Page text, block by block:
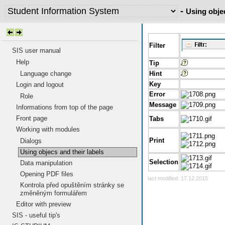
- Using
SIS user manual
Help
Language change
Login and logout
Role
Informations from top of the page
Front page
Working with modules
Dialogs
Using objecs and their labels
Data manipulation
Opening PDF files
Kontrola před opuštěním stránky se
změněným formulářem
Editor with preview
SIS - useful tip's
Filter
Tip
Hint
Key
Error
Message
Tabs
Print
Selection
last modified: 17.12.2015